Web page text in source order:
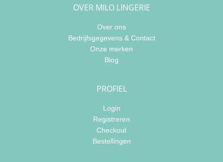
OVER MILO LINGERIE
Over ons
Bedrijfsgegevens & Contact
Onze merken
Blog
PROFIEL
Login
Registreren
Checkout
Bestellingen